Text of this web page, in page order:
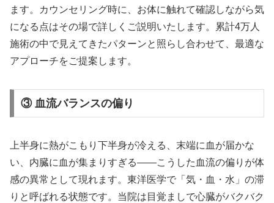
ます。カウンセリング時に、お体に触れて確認しながら気
になる点はその場で詳しくご説明いたします。累計4万人
施術の中で見えてきたパターンと照らし合わせて、最適な
アプローチをご提案します。
③ 血流バランスの偏り
上半身に熱がこもり下半身が冷える、末端に血が届かな
い、内臓に血が集まりすぎる——こうした血流の偏りが体
感の異常として現れます。東洋医学で「気・血・水」の滞
りと呼ばれる状態です。当院は目覚ましで心臓がバクバク